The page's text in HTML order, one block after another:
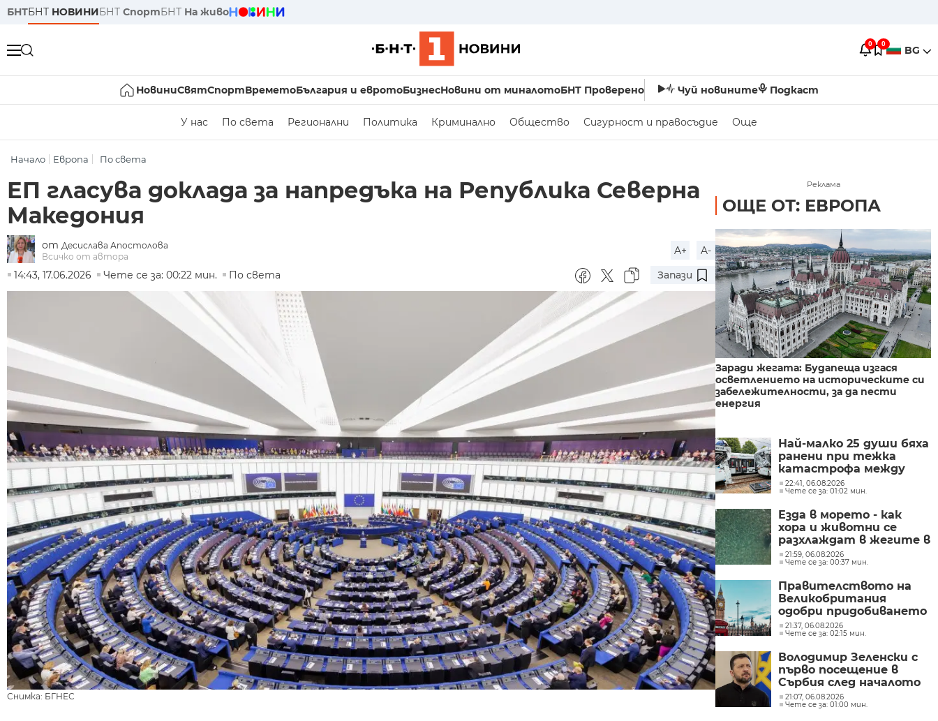
БНТБНТ НОВИНИБНТ СпортБНТ На живо
0 0 BG
НовиниСвятСпортВреметоБългария и евротоБизнесНовини от миналотоБНТ Проверено Чуй новините Подкаст
У нас По света Регионални Политика Криминално Общество Сигурност и правосъдие Още
Начало Европа По света
ЕП гласува доклада за напредъка на Република Северна
Македония
от Десислава Апостолова
Всичко от автора
A+
A-
14:43, 17.06.2026
Чете се за: 00:22 мин. По света Запази
Снимка: БГНЕС
Реклама
ОЩЕ ОТ: ЕВРОПА
Заради жегата: Будапеща изгася
осветлението на историческите си
забележителности, за да пести
енергия
Най-малко 25 души бяха
ранени при тежка
катастрофа между
трамваи в западната
част на Германия
22:41, 06.08.2026
Чете се за: 01:02 мин.
Езда в морето - как
хора и животни се
разхлаждат в жегите в
Хърватска
21:59, 06.08.2026
Чете се за: 00:37 мин.
Правителството на
Великобритания
одобри придобиването
на „Уорнър Брос
Дискавъри“ от
млрд. долара
21:37, 06.08.2026
Чете се за: 02:15 мин.
Володимир Зеленски с
първо посещение в
Сърбия след началото
на войната
21:07, 06.08.2026
Чете се за: 01:00 мин.